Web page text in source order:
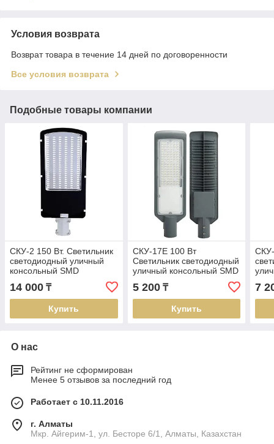
Условия возврата
Возврат товара в течение 14 дней по договоренности
Все условия возврата
Подобные товары компании
СКУ-2 150 Вт. Светильник
светодиодный уличный
консольный SMD
14 000 ₸
Купить
СКУ-17E 100 Вт
Светильник светодиодный
уличный консольный SMD
5 200₸
Купить
7
О нас
Рейтинг не сформирован
Менее 5 отзывов за последний год
Работает с 10.11.2016
г. Алматы
Мкр. Айгерим-1, ул. Бесторе 6/1, Алматы, Казахстан